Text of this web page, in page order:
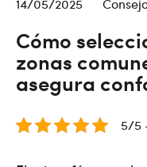
14/05/2025
Cómo
zonas
asegura
5/5